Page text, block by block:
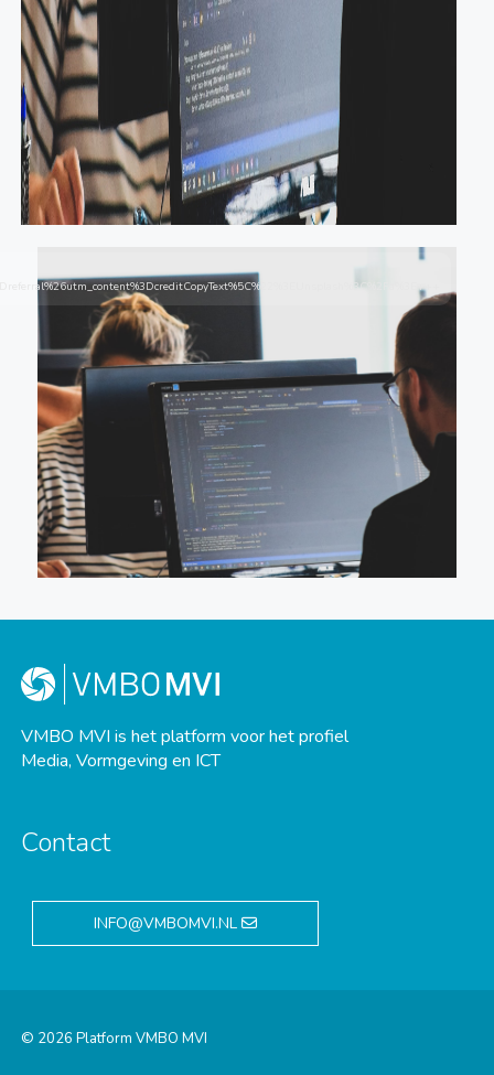
VMBO MVI is het platform voor het profiel
Media, Vormgeving en ICT
Contact
INFO@VMBOMVI.NL
© 2026 Platform VMBO MVI